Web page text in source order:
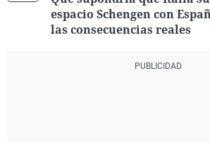
espacio Schengen con
las consecuencias reales